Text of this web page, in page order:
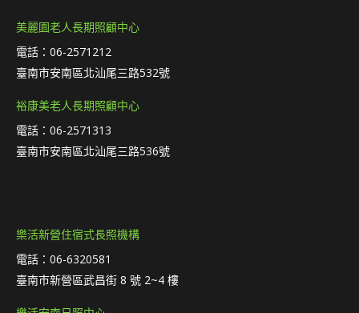
美麗園老人長期照顧中心
電話：06-2571212
臺南市安南區北汕尾三路532號
裕康美老人長期照顧中心
電話：06-2571313
臺南市安南區北汕尾三路536號
樂活新營住宿式長照機構
電話：06-6320581
臺南市新營區武昌街 8 號 2~4 樓